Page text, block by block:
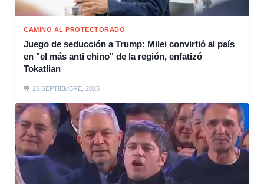
CAMINO AL PROTECTORADO
Juego de seducción a Trump: Milei convirtió al país
en "el más anti chino" de la región, enfatizó
Tokatlian
25 SEPTIEMBRE, 2025